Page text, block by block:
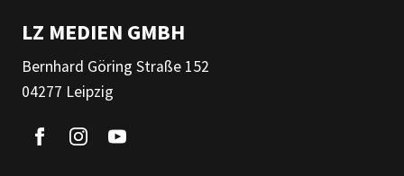
LZ MEDIEN GMBH
Bernhard Göring Straße 152
04277 Leipzig